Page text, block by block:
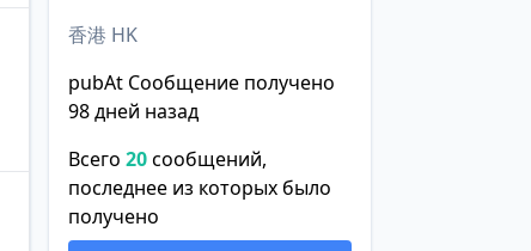
香港 HK
pubAt Сообщение получено
98 дней назад
Всего 20сообщений,
последнее из которых было
получено